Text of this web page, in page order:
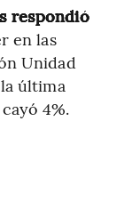
respondió
en las
Unidad
última
4%.